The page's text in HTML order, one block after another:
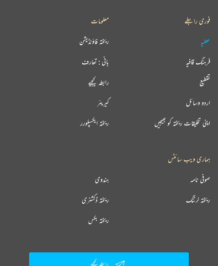
فوری رابطے
عطیہ
فرہنگ قافیہ
تقطیع
اردو وسائل
اپنی تخلیقات ریختہ کو بھیجیں
معلومات
ریختہ فاؤنڈیشن
بانی : تعارف
رابطہ کیجیے
کیریئر
ریختہ ایکسپلورر
ہماری ویب سائٹس
ہندوی صوفی نامہ
ریختہ ڈکشنری ریختہ لرننگ
ریختہ بکس
رابطہ کیجیے